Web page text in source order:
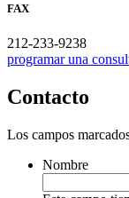
FAX
212-233-9238
programar una
Contacto
Los campos
Nombre